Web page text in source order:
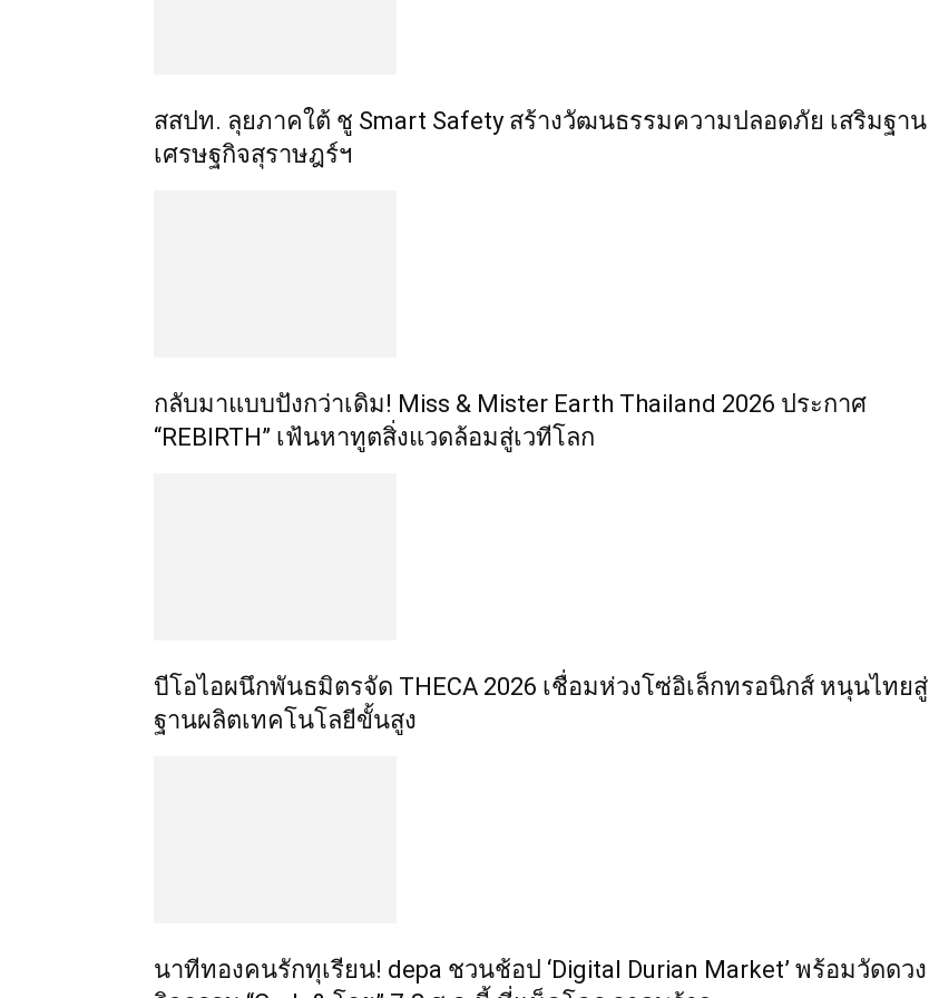
​สสปท. ลุยภาคใต้ ชู Smart Safety สร้างวัฒนธรรมความปลอดภัย เสริมฐาน
เศรษฐกิจสุราษฎร์ฯ
กลับมาแบบปังกว่าเดิม! Miss & Mister Earth Thailand 2026 ประกาศ
“REBIRTH” เฟ้นหาทูตสิ่งแวดล้อมสู่เวทีโลก
บีโอไอผนึกพันธมิตรจัด THECA 2026 เชื่อมห่วงโซ่อิเล็กทรอนิกส์ หนุนไทยสู่
ฐานผลิตเทคโนโลยีขั้นสูง
นาทีทองคนรักทุเรียน! depa ชวนช้อป ‘Digital Durian Market’ พร้อมวัดดวง